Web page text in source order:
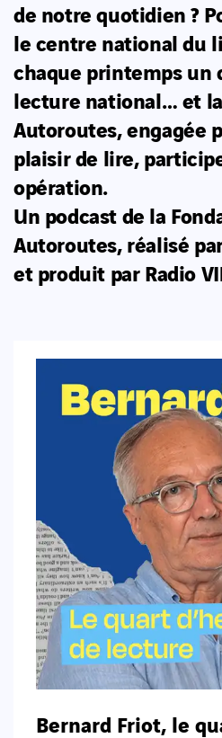
de notre quotidien ?
le centre national du
chaque printemps un
lecture national… et
Autoroutes, engagée
plaisir de lire,
opération.
Un podcast de la
Autoroutes, réalisé
et produit par Radio
Bernard Friot, le